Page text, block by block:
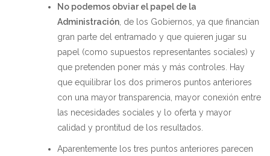
No podemos obviar el papel de la
Administración , de los Gobiernos, ya que financian
gran parte del entramado y que quieren jugar su
papel (como supuestos representantes sociales) y
que pretenden poner más y más controles. Hay
que equilibrar los dos primeros puntos anteriores
con una mayor transparencia, mayor conexión entre
las necesidades sociales y lo oferta y mayor
calidad y prontitud de los resultados.
Aparentemente los tres puntos anteriores parecen